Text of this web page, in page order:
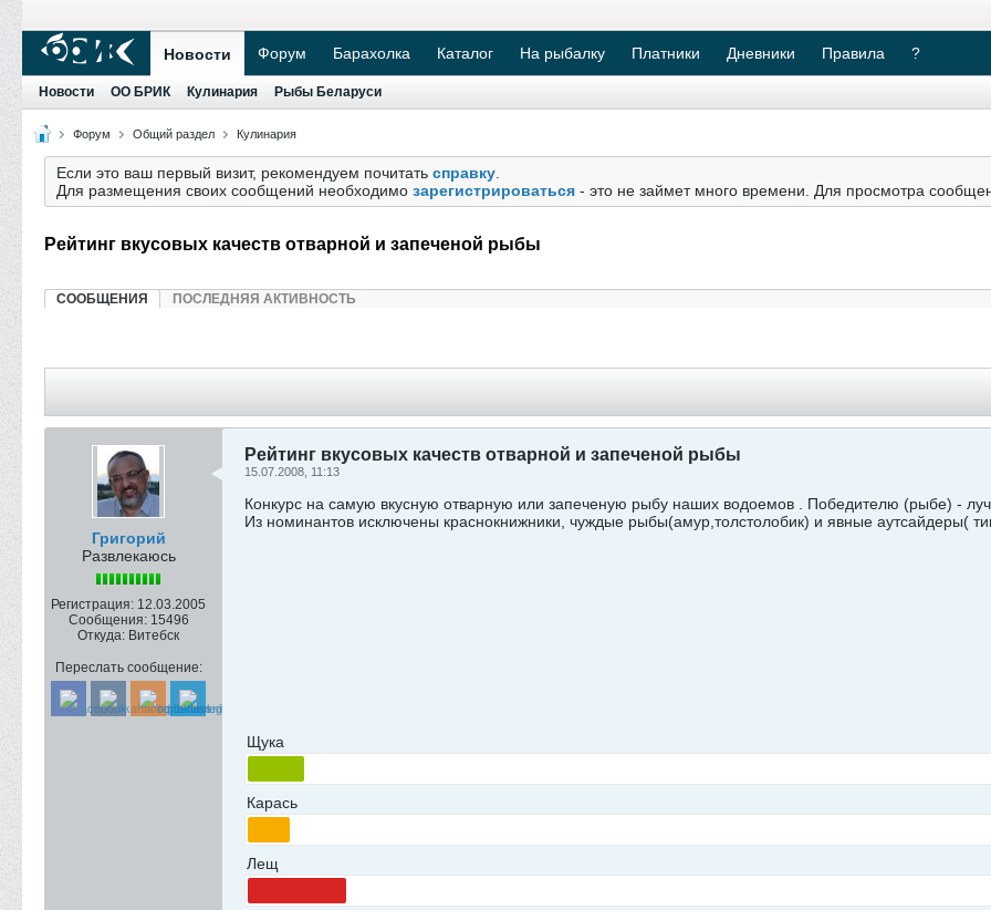
Новости Форум Барахолка Каталог На рыбалку Платники Дневники Правила ?
Новости ОО БРИК Кулинария Рыбы Беларуси
Форум Общий раздел Кулинария
Если это ваш первый визит, рекомендуем почитать справку
Для размещения своих сообщений необходимо зарегистрироваться - это не займет много времени. Для просмотра
Рейтинг вкусовых качеств отварной и запеченой рыбы
СООБЩЕНИЯ ПОСЛЕДНЯЯ АКТИВНОСТЬ
Григорий
Развлекаюсь
Регистрация: 12.03.2005
Сообщения: 15496
Откуда: Витебск
Переслать сообщение:
Рейтинг вкусовых качеств отварной и запеченой рыбы
15.07.2008, 11:13
Конкурс на самую вкусную отварную или запеченую рыбу наших водоемов . Победителю (рыбе) -
Из номинантов исключены краснокнижники, чуждые рыбы(амур,толстолобик) и явные аутсайдеры(
Щука
Карась
Лещ